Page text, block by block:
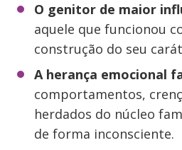
O genitor de maior
aquele que funcionou
construção do seu
A herança emocional
comportamentos,
herdados do núcleo
de forma inconsciente.